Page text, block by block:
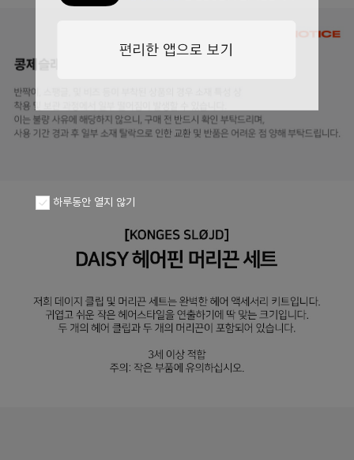
하루동안 열지 않기